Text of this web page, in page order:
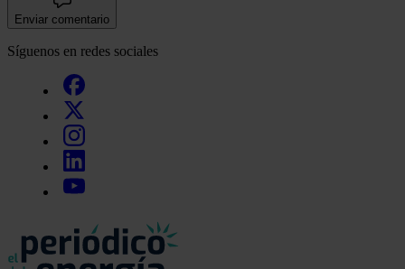
Enviar comentario
Síguenos en redes sociales